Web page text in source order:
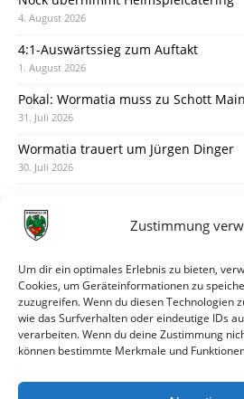
Zustimmung
Um dir ein optimales Erlebnis zu bieten,
Cookies, um Geräteinformationen zu
zuzugreifen. Wenn du diesen Technologien
wie das Surfverhalten oder eindeutige IDs
verarbeiten. Wenn du deine Zustimmung
können bestimmte Merkmale und
4. August 2026
4:1-Auswärtssieg zum Auftakt
1. August 2026
Pokal: Wormatia muss zu Schott
31. Juli 2026
Wormatia trauert um Jürgen Dinger
30. Juli 2026
28. Juli 2026
28. Juli 2026
Neue Podcast-Folge: So tickt Björn!
27. Juli 2026
Eindrücke vom Stadionfest